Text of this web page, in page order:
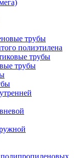
трубы
полиэтилена
трубы
трубы